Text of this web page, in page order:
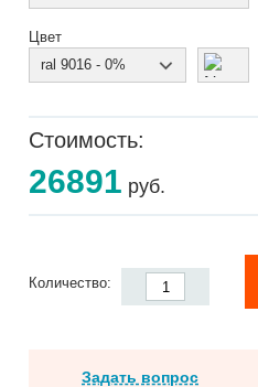
Цвет
ral 9016 - 0%
Стоимость:
26891 руб.
Количество:
Задать вопрос